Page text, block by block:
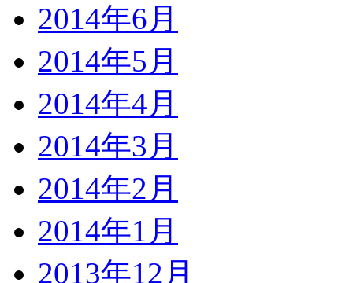
2014年6月
2014年5月
2014年4月
2014年3月
2014年2月
2014年1月
2013年12月